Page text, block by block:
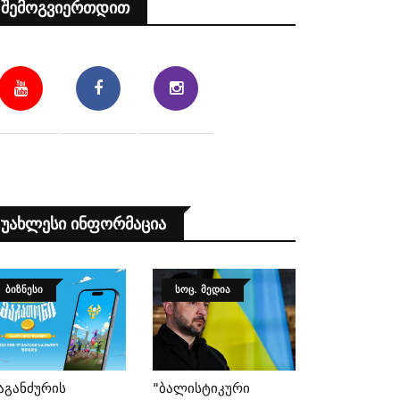
Შემოგვიერთდით
Უახლესი Ინფორმაცია
ᲑᲘᲖᲜᲔᲡᲘ ᲡᲝᲪ. ᲛᲔᲓᲘᲐ
"ბალისტიკური